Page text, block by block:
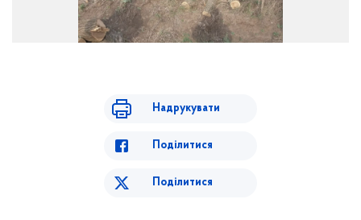
Надрукувати
Поділитися
Поділитися